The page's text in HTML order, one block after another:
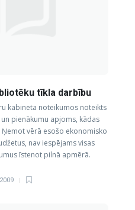
tīkla darbību
kabineta noteikumos noteikts
pienākumu apjoms, kādas
vērā esošo ekonomisko
nav iespējams visas
īstenot pilnā apmērā.